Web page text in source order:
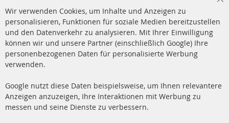
+49 (0) 4533 799 00 0
Mo-Do: 09-17 Uhr, Fr 09-16 Uhr
info@contra-automotive.de
facebook
instagram
Quick Links Kundenservice
Wir verwenden Cookies, um Inhalte und Anzeigen zu
personalisieren, Funktionen für soziale Medien bereitzustellen
und den Datenverkehr zu analysieren. Mit Ihrer Einwilligung
können wir und unsere Partner (einschließlich Google) Ihre
personenbezogenen Daten für personalisierte Werbung
verwenden.
Google nutzt diese Daten beispielsweise, um Ihnen relevantere
Anzeigen anzuzeigen, Ihre Interaktionen mit Werbung zu
messen und seine Dienste zu verbessern.